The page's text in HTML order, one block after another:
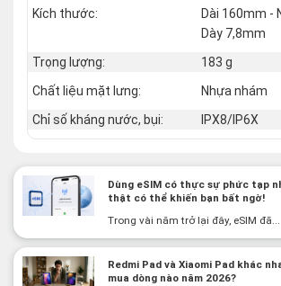
Kích thước:
Dài 160mm -
Dày 7,8mm
Trọng lượng:
183 g
Chất liệu mặt lưng:
Nhựa nhám
Chỉ số kháng nước, bụi:
IPX8/IP6X
Dùng eSIM có thực sự phức tạp
thật có thể khiến bạn bất ngờ!
Trong vài năm trở lại đây, eSIM đã...
Redmi Pad và Xiaomi Pad khác
mua dòng nào năm 2026?